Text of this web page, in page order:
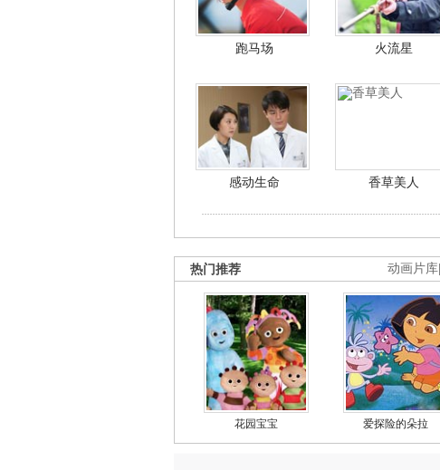
跑马场 火流星
感动生命 香草美人
动画片库
热门推荐
花园宝宝 爱探险的朵拉